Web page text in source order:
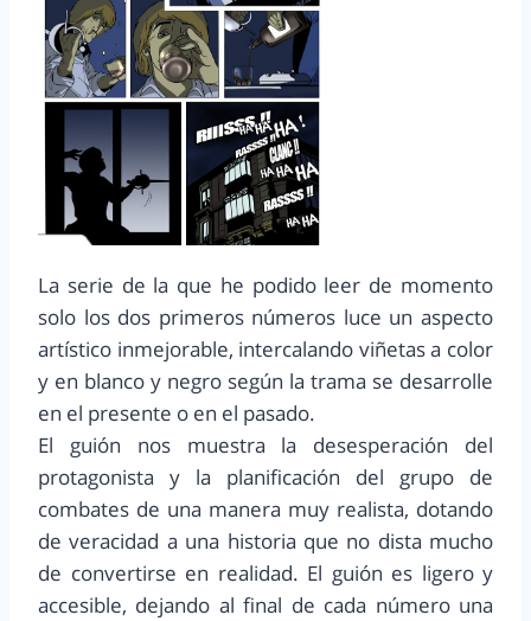
La serie de la que he podido leer de momento
solo los dos primeros números luce un aspecto
artístico inmejorable, intercalando viñetas a color
y en blanco y negro según la trama se desarrolle
en el presente o en el pasado.
El guión nos muestra la desesperación del
protagonista y la planificación del grupo de
combates de una manera muy realista, dotando
de veracidad a una historia que no dista mucho
de convertirse en realidad. El guión es ligero y
accesible, dejando al final de cada número una